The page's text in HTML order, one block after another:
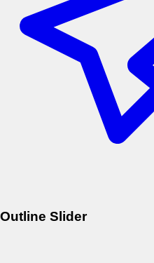
Outline Slider